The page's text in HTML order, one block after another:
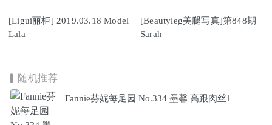
[Ligui丽柜] 2019.03.18 Model
Lala
[Beautyleg美腿写真]第848期
Sarah
随机推荐
Fannie芬妮每足园 No.334 墨馨 高跟肉丝1